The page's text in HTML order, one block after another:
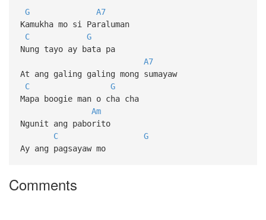
G
A7
Kamukha mo si Paraluman
C
G
Nung tayo ay bata pa
A7
At ang galing galing mong sumayaw
C
G
Mapa boogie man o cha cha
Am
Ngunit ang paborito
C
G
Ay ang pagsayaw mo
Comments